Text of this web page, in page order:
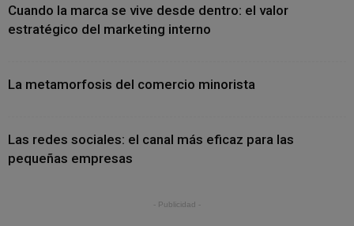
Cuando la marca se vive desde dentro: el valor
estratégico del marketing interno
La metamorfosis del comercio minorista
Las redes sociales: el canal más eficaz para las
pequeñas empresas
- Publicidad -